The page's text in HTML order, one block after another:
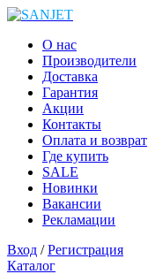
О нас
Производители
Доставка
Гарантия
Акции
Контакты
Оплата и возврат
Где купить
SALE
Новинки
Вакансии
Рекламации
Вход /Регистрация
Каталог